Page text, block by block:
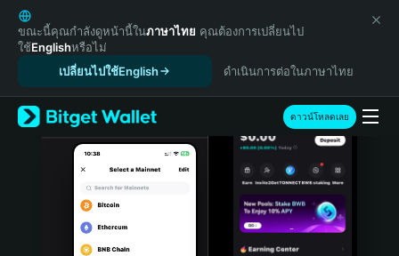
English
日本語
Tiếng Việt
Español (Latinoamérica)
Türkçe
Italiano
Português (Portugal)
ขณะนี้คุณกำลังดูหน้านี้ในภาษาไทย คุณต้องการเปลี่ยนไป
ใช้Englishหรือไม่
เปลี่ยนไปใช้English
ดำเนินการต่อในภาษาไทย
ดาวน์โหลดเลย